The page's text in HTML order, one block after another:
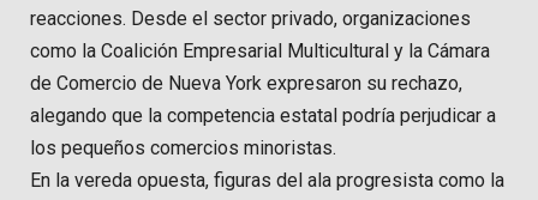
reacciones. Desde el sector privado, organizaciones
como la Coalición Empresarial Multicultural y la Cámara
de Comercio de Nueva York expresaron su rechazo,
alegando que la competencia estatal podría perjudicar a
los pequeños comercios minoristas.
En la vereda opuesta, figuras del ala progresista como la